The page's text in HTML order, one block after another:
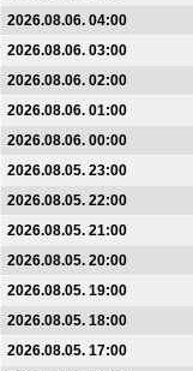
2026.08.06. 04:00
2026.08.06. 03:00
2026.08.06. 02:00
2026.08.06. 01:00
2026.08.06. 00:00
2026.08.05. 23:00
2026.08.05. 22:00
2026.08.05. 21:00
2026.08.05. 20:00
2026.08.05. 19:00
2026.08.05. 18:00
2026.08.05. 17:00